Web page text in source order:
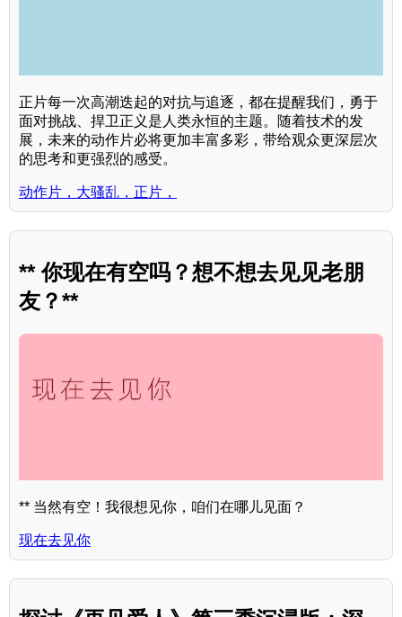
正片每一次高潮迭起的对抗与追逐，都在提醒我们，勇于
面对挑战、捍卫正义是人类永恒的主题。随着技术的发
展，未来的动作片必将更加丰富多彩，带给观众更深层次
的思考和更强烈的感受。
动作片，大骚乱，正片，
** 你现在有空吗？想不想去见见老朋
友？**
** 当然有空！我很想见你，咱们在哪儿见面？
现在去见你